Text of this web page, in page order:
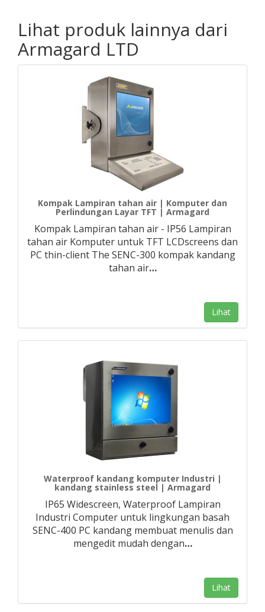
Lihat produk lainnya dari
Armagard LTD
Kompak Lampiran tahan air | Komputer dan
Perlindungan Layar TFT | Armagard
Kompak Lampiran tahan air - IP56 Lampiran
tahan air Komputer untuk TFT LCDscreens dan
PC thin-client The SENC-300 kompak kandang
tahan air…
Lihat
Waterproof kandang komputer Industri |
kandang stainless steel | Armagard
IP65 Widescreen, Waterproof Lampiran
Industri Computer untuk lingkungan basah
SENC-400 PC kandang membuat menulis dan
mengedit mudah dengan…
Lihat